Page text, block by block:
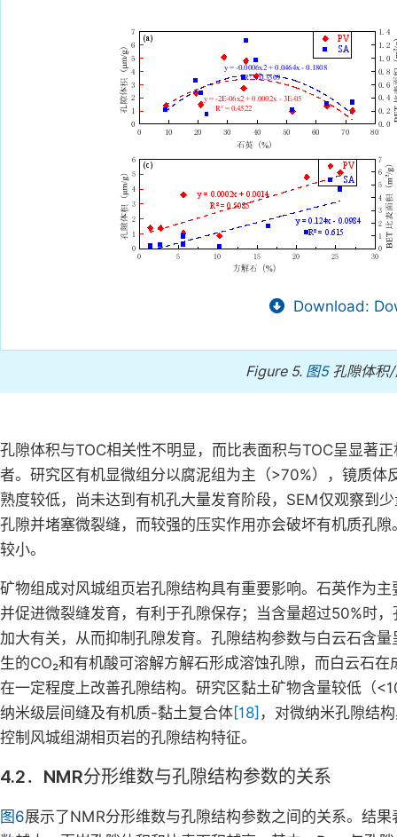
Download:
Figure 5. 图5孔隙体积/
孔隙体积与TOC相关性不明显，而比表面积与TOC呈显著
者。研究区有机显微组分以腐泥组为主（>70%），镜质体
熟度较低，尚未达到有机孔大量发育阶段，SEM仅观察到
孔隙并堵塞微裂缝，而较强的压实作用亦会破坏有机质孔
较小。
矿物组成对风城组页岩孔隙结构具有重要影响。石英作为
并促进微裂缝发育，有利于孔隙保存；当含量超过50%时
加大有关，从而抑制孔隙发育。孔隙结构参数与白云石含
生的CO₂和有机酸可溶解方解石形成溶蚀孔隙，而白云石
在一定程度上改善孔隙结构。研究区黏土矿物含量较低（
纳米级层间缝及有机质-黏土复合体[18] ，对微纳米孔隙结
控制风城组湖相页岩的孔隙结构特征。
4.2．NMR分形维数与孔隙结构参数的关系
图6展示了NMR分形维数与孔隙结构参数之间的关系。结果